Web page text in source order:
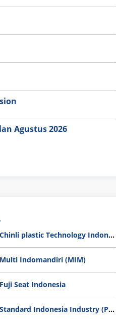
Agustus 2026
PT Chinli plastic Technology Indonesia
Multi Indomandiri (MIM)
Seat Indonesia
PT Standard Indonesia Industry (PT SII)